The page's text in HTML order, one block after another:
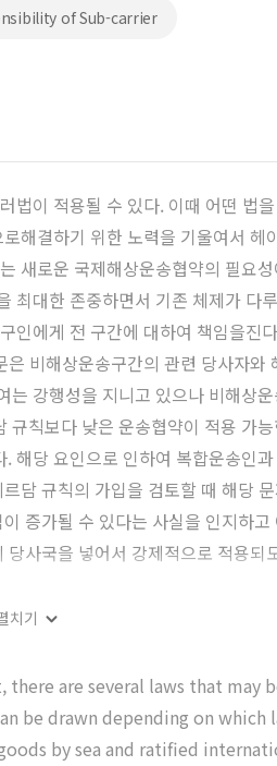
of Sub-carrier
이 적용될 수 있다. 이때 어떤 법
해결하기 위한 노력을 기울여서
새로운 국제해상운송협약의 필요
대한 존중하면서 기존 체제가 다
에게 전 구간에 대하여 책임을진
비해상운송구간의 관련 당사자
강행성을 지니고 있으나 비해상
칙보다 낮은 운송협약이 적용 가
당 요인으로 인하여 복합운송인
담 규칙의 가입을 검토할 때 해당
증가될 수 있다는 사실을 인지하
사국을 넣어서 강제적으로 적용
치기
are several laws that
be drawn depending on
by sea and ratified